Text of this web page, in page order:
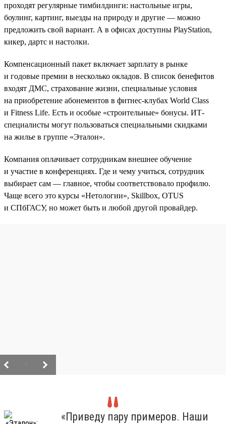
проходят регулярные тимбилдинги: настольные игры,
боулинг, картинг, выезды на природу и другие — можно
предложить свой вариант. А в офисах доступны PlayStation,
кикер, дартс и настолки.
Компенсационный пакет включает зарплату в рынке
и годовые премии в несколько окладов. В список бенефитов
входят ДМС, страхование жизни, специальные условия
на приобретение абонементов в фитнес-клубах World Class
и Fitness Life. Есть и особые «строительные» бонусы. ИТ-
специалисты могут пользоваться специальными скидками
на жилье в группе «Эталон».
Компания оплачивает сотрудникам внешнее обучение
и участие в конференциях. Где и чему учиться, сотрудник
выбирает сам — главное, чтобы соответствовало профилю.
Чаще всего это курсы «Нетологии», Skillbox, OTUS
и СПбГАСУ, но может быть и любой другой провайдер.
«Приведу пару примеров. Наши